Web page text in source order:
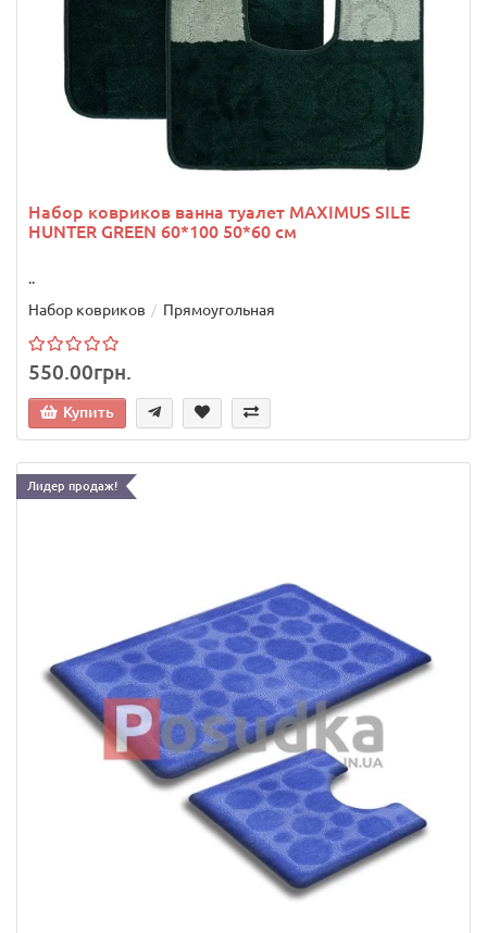
Набор ковриков ванна туалет MAXIMUS SILE
HUNTER GREEN 60*100 50*60 см
..
Набор ковриков
Прямоугольная
550.00грн.
Купить
Лидер продаж!